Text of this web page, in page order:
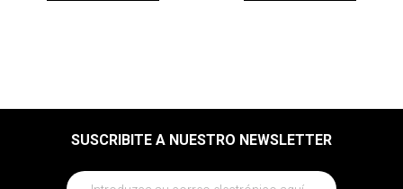
SUSCRIBITE A NUESTRO NEWSLETTER